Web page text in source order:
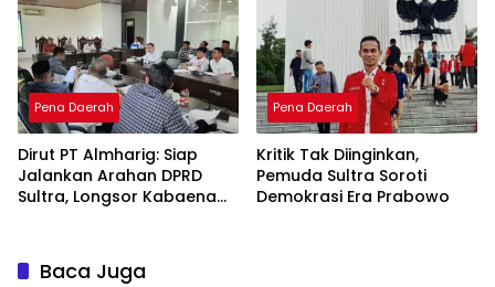
Pena Daerah
Dirut PT Almharig: Siap
Jalankan Arahan DPRD
Sultra, Longsor Kabaena
Pena Daerah
Kritik Tak Diinginkan,
Pemuda Sultra Soroti
Demokrasi Era Prabowo
Baca Juga